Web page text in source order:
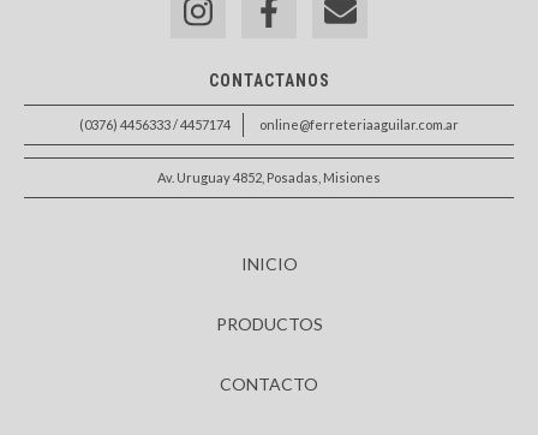
CONTACTANOS
(0376) 4456333 / 4457174 online@ferreteriaaguilar.com.ar
Av. Uruguay 4852, Posadas, Misiones
INICIO
PRODUCTOS
CONTACTO